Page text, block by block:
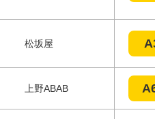
松坂屋
上野ABAB